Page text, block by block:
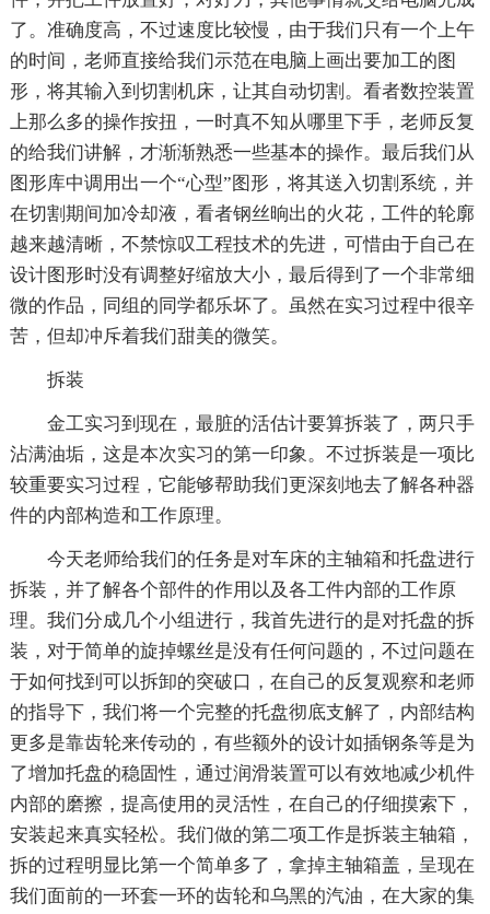
了。准确度高，不过速度比较慢，由于我们只有一个上午
的时间，老师直接给我们示范在电脑上画出要加工的图
形，将其输入到切割机床，让其自动切割。看者数控装置
上那么多的操作按扭，一时真不知从哪里下手，老师反复
的给我们讲解，才渐渐熟悉一些基本的操作。最后我们从
图形库中调用出一个“心型”图形，将其送入切割系统，并
在切割期间加冷却液，看者钢丝晌出的火花，工件的轮廓
越来越清晰，不禁惊叹工程技术的先进，可惜由于自己在
设计图形时没有调整好缩放大小，最后得到了一个非常细
微的作品，同组的同学都乐坏了。虽然在实习过程中很辛
苦，但却冲斥着我们甜美的微笑。
拆装
金工实习到现在，最脏的活估计要算拆装了，两只手
沾满油垢，这是本次实习的第一印象。不过拆装是一项比
较重要实习过程，它能够帮助我们更深刻地去了解各种器
件的内部构造和工作原理。
今天老师给我们的任务是对车床的主轴箱和托盘进行
拆装，并了解各个部件的作用以及各工件内部的工作原
理。我们分成几个小组进行，我首先进行的是对托盘的拆
装，对于简单的旋掉螺丝是没有任何问题的，不过问题在
于如何找到可以拆卸的突破口，在自己的反复观察和老师
的指导下，我们将一个完整的托盘彻底支解了，内部结构
更多是靠齿轮来传动的，有些额外的设计如插钢条等是为
了增加托盘的稳固性，通过润滑装置可以有效地减少机件
内部的磨擦，提高使用的灵活性，在自己的仔细摸索下，
安装起来真实轻松。我们做的第二项工作是拆装主轴箱，
拆的过程明显比第一个简单多了，拿掉主轴箱盖，呈现在
我们面前的一环套一环的齿轮和乌黑的汽油，在大家的集